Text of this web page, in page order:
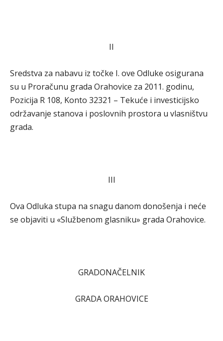
II
Sredstva za nabavu iz točke I. ove Odluke osigurana
su u Proračunu grada Orahovice za 2011. godinu,
Pozicija R 108, Konto 32321 – Tekuće i investicijsko
održavanje stanova i poslovnih prostora u vlasništvu
grada.
III
Ova Odluka stupa na snagu danom donošenja i neće
se objaviti u «Službenom glasniku» grada Orahovice.
GRADONAČELNIK
GRADA ORAHOVICE